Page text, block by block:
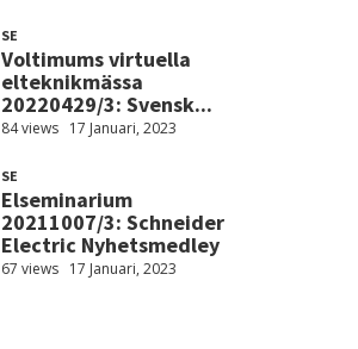
SE
Voltimums virtuella
elteknikmässa
20220429/3: Svensk...
84 views 17 Januari, 2023
SE
Elseminarium
20211007/3: Schneider
Electric Nyhetsmedley
67 views 17 Januari, 2023